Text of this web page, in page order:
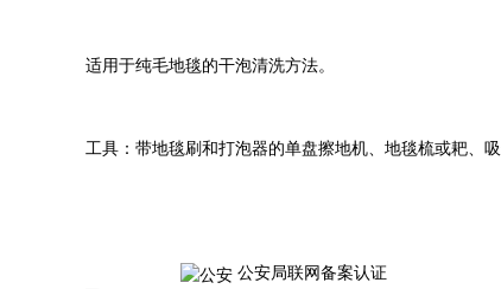
适用于纯毛地毯的干泡清洗方法。
工具：带地毯刷和打泡器的单盘擦地机、地毯梳或耙、
公安局联网备案认证